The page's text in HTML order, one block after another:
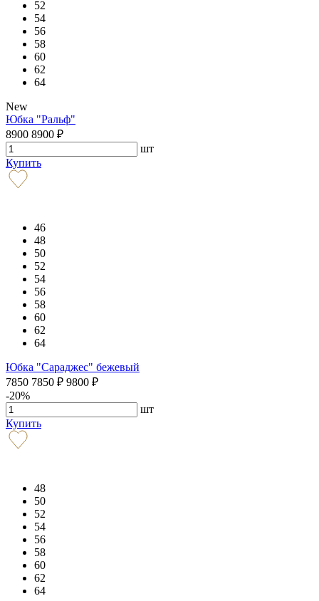
52
54
56
58
60
62
64
New
Юбка "Ральф"
8900 8900 ₽
шт
Купить
46
48
50
52
54
56
58
60
62
64
Юбка "Сараджес" бежевый
7850 7850 ₽ 9800 ₽
-20%
шт
Купить
48
50
52
54
56
58
60
62
64